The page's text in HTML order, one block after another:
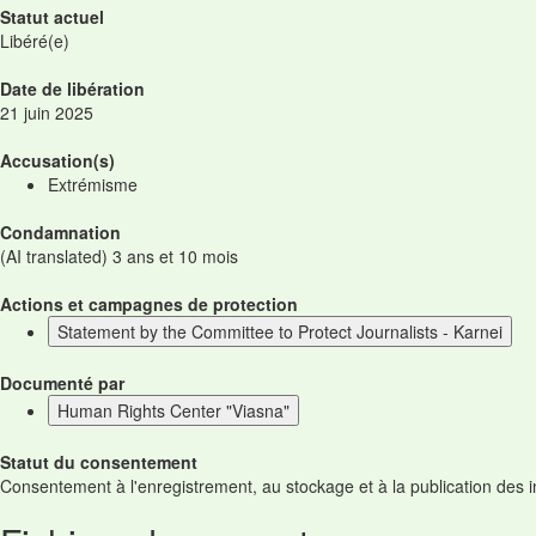
Statut actuel
Libéré(e)
Date de libération
21 juin 2025
Accusation(s)
Extrémisme
Condamnation
(AI translated) 3 ans et 10 mois
Actions et campagnes de protection
Statement by the Committee to Protect Journalists - Karnei
Documenté par
Human Rights Center "Viasna"
Statut du consentement
Consentement à l'enregistrement, au stockage et à la publication des